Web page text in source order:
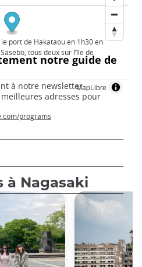
MapLibre
port de Hakataou en 1h30 en
tous deux sur l’île de
programs
à Nagasaki